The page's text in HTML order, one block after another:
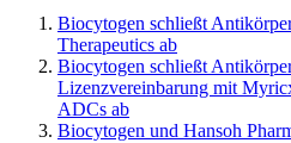
Biocytogen schließt
Therapeutics ab
Biocytogen schließt
Lizenzvereinbarung mit
ADCs ab
Biocytogen und Hansoh